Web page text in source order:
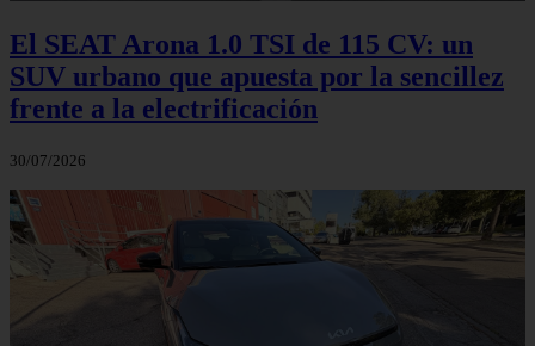
El SEAT Arona 1.0 TSI de 115 CV: un
SUV urbano que apuesta por la sencillez
frente a la electrificación
30/07/2026